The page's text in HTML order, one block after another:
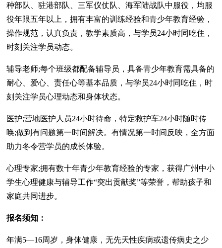
种部队、驻港部队、三军仪仗队、海军陆战队中服役，均服
役年限五年以上，拥有丰富的训练经验和青少年教育经验，
操作规范，认真负责，教学素质高，与学员24小时同吃住，
时刻关注学员动态。
辅导老师;每个班级都配备辅导员，具备青少年教育需具备的
耐心、爱心、责任心等基本品质，与学员24小时同吃住，时
刻关注学员心理动态和身体状态。
医护;营地医护人员24小时待命，特定救护车24小时随时传
唤;做到有问题第一时间解决。有情况第一时间反映，全方面
助力冬令营学员的成长体验。
心理专家;拥有数十年青少年教育经验的专家，获得广州中小
学生心理健康与辅导工作“突出贡献奖”等荣誉，帮助孩子和
家庭共同进步。
报名须知：
年满5—16周岁，身体健康，无先天性疾病或遗传病史之少